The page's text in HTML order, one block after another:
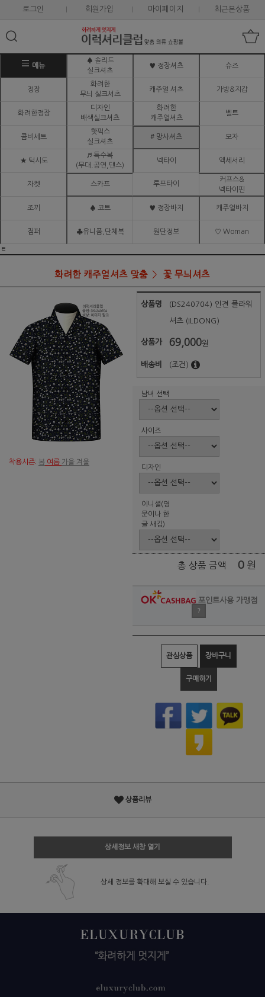
로그인 회원가입 마이페이지 최근본상품
메뉴
♠ 솔리드
실크셔츠
♥ 정장셔츠 슈즈
정장
화려한
무늬 실크셔츠
캐주얼 셔츠 가방&지갑
화려한정장
디자인
배색실크셔츠
화려한
캐주얼셔츠
벨트
콤비세트
핫픽스
실크셔츠
# 망사셔츠 모자
★ 턱시도
♬ 특수복
(무대.공연,댄스)
넥타이 액세서리
자켓 스카프 루프타이
커프스&
넥타이핀
조끼 ♠ 코트 ♥ 정장바지 캐주얼바지
점퍼 ♣유니폼,단체복 원단정보 ♡ Woman
ㅌ
화려한 캐주얼셔츠 맞춤 꽃 무늬셔츠
착용시즌: 봄 여름 가을 겨울
상품명 (DS240704) 인견 플라워
셔츠 (ILDONG)
상품가 69,000원
배송비 (조건)
남녀 선택
사이즈
디자인
이니셜(영
문이나 한
글 새김)
총 상품 금액 0 원
포인트사용 가맹점
?
관심상품 장바구니
구매하기
상품리뷰
상세정보 새창 열기
상세 정보를 확대해 보실 수 있습니다.